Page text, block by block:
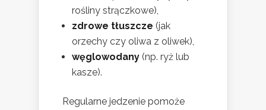
rośliny strączkowe),
zdrowe tłuszcze (jak
orzechy czy oliwa z oliwek),
węglowodany (np. ryż lub
kasze).
Regularne jedzenie pomoże